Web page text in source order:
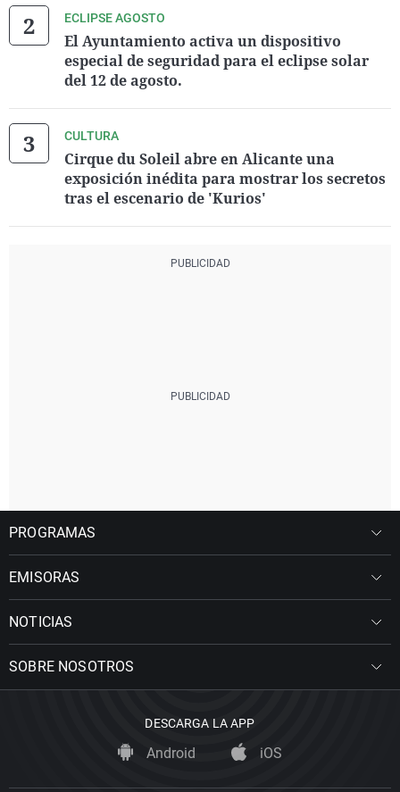
ECLIPSE AGOSTO
El Ayuntamiento activa un dispositivo
especial de seguridad para el eclipse solar
del 12 de agosto.
CULTURA
Cirque du Soleil abre en Alicante una
exposición inédita para mostrar los secretos
tras el escenario de 'Kurios'
PROGRAMAS
EMISORAS
NOTICIAS
SOBRE NOSOTROS
DESCARGA LA APP
Android iOS